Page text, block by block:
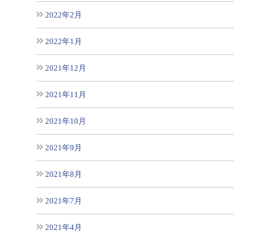
2022年2月
2022年1月
2021年12月
2021年11月
2021年10月
2021年9月
2021年8月
2021年7月
2021年4月